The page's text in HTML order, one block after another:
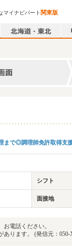
マイナビパート 関東版
まで◎調理師免許取得支
シフト
面接地
電話ください。
あります。 (発信元：